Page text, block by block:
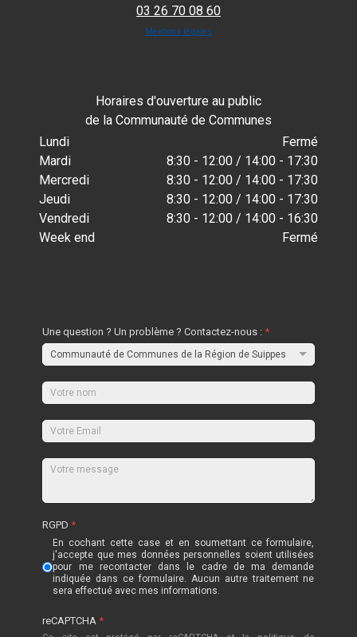
03 26 70 08 60
Mentions légales
Horaires d'ouverture au public
de la Communauté de Communes
Lundi
Fermé
Mardi
8:30 - 12:00 / 14:00 - 17:30
Mercredi
8:30 - 12:00 / 14:00 - 17:30
Jeudi
8:30 - 12:00 / 14:00 - 17:30
Vendredi
8:30 - 12:00 / 14:00 - 16:30
Week end
Fermé
Une question ? Un problème ? Contactez-nous :*
RGPD*
En cochant cette case et en soumettant ce formulaire,
j'accepte que mes données personnelles soient utilisées
pour me recontacter dans le cadre de ma demande
indiquée dans ce formulaire. Aucun autre traitement ne
sera effectué avec mes informations.
reCAPTCHA*